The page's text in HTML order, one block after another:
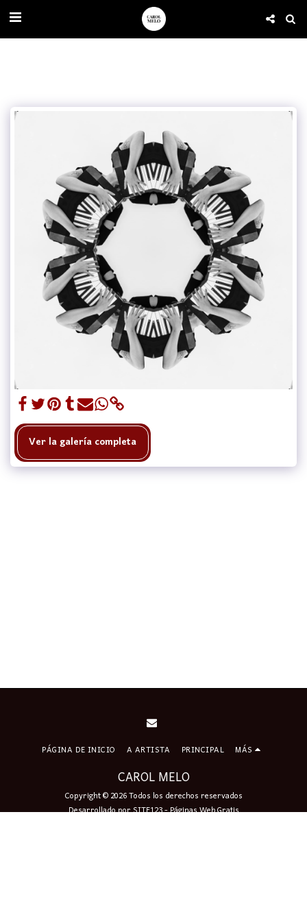
Ver la galería completa
CAROL MELO
Copyright © 2026 Todos los derechos reservados
Desarrollado porSITE123-Páginas Web Gratis
PÁGINA DE INICIO A ARTISTA PRINCIPAL MÁS